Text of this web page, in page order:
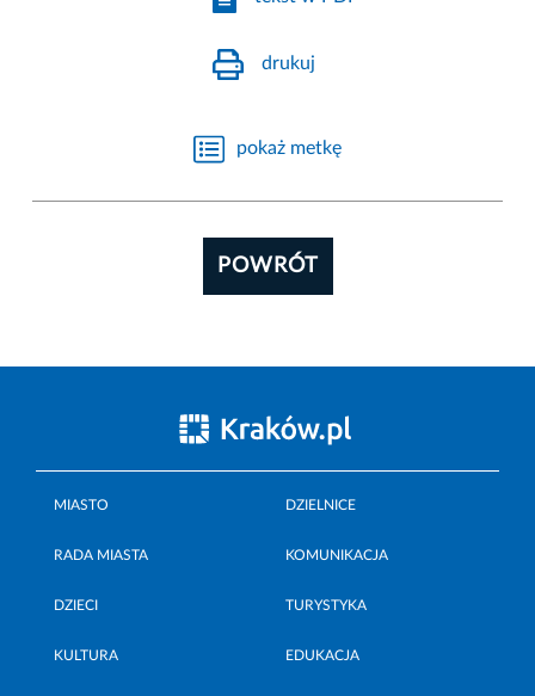
drukuj
pokaż metkę
POWRÓT
MIASTO DZIELNICE
RADA MIASTA KOMUNIKACJA
DZIECI TURYSTYKA
KULTURA EDUKACJA